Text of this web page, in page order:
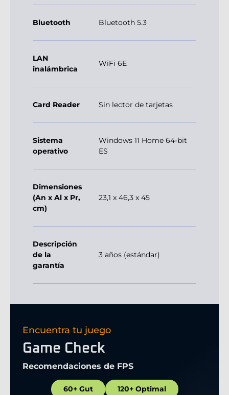
Bluetooth Bluetooth 5.3
LAN
inalámbrica
WiFi 6E
Card Reader Sin lector de tarjetas
Sistema
operativo
Windows 11 Home 64-bit
ES
Dimensiones
(An x Al x Pr,
cm)
23,1 x 46,3 x 45
Descripción
de la
garantía
3 años (estándar)
Encuentra tu juego
Game Check
Recomendaciones de FPS
60+ Gut 120+ Optimal